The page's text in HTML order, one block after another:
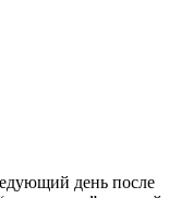
день после